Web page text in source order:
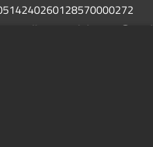
protocollo.massalubrense@pec.it